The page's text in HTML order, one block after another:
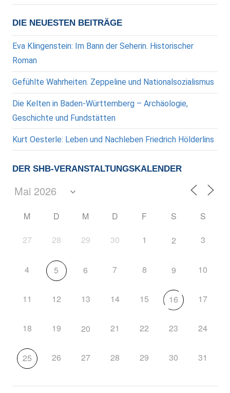
DIE NEUESTEN BEITRÄGE
Eva Klingenstein: Im Bann der Seherin. Historischer
Roman
Gefühlte Wahrheiten. Zeppeline und Nationalsozialismus
Die Kelten in Baden-Württemberg – Archäologie,
Geschichte und Fundstätten
Kurt Oesterle: Leben und Nachleben Friedrich Hölderlins
DER SHB-VERANSTALTUNGSKALENDER
M D M D F S S
27 28 29 30 1 2 3
4 5 6 7 8 9 10
11 12 13 14 15 16 17
18 19 20 21 22 23 24
25 26 27 28 29 30 31